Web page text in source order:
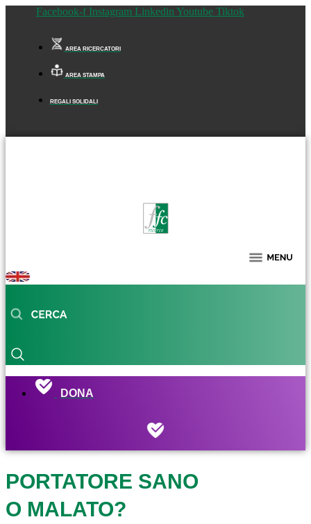
Facebook-f Instagram Linkedin Youtube Tiktok
AREA RICERCATORI
AREA STAMPA
REGALI SOLIDALI
DONA
PORTATORE SANO
O MALATO?